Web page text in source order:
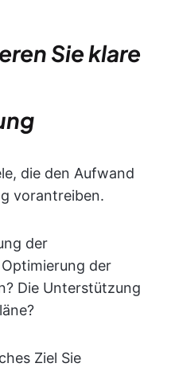
Sie klare
die den Aufwand
vorantreiben.
der
der
Die Unterstützung
Ziel Sie